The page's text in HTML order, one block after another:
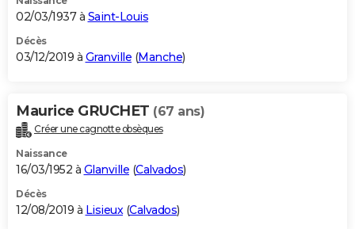
02/03/1937 à Saint-Louis
Décès
03/12/2019 à Granville (Manche)
Maurice GRUCHET (67 ans)
Créer une cagnotte obsèques
Naissance
16/03/1952 à Glanville (Calvados)
Décès
12/08/2019 à Lisieux(Calvados)